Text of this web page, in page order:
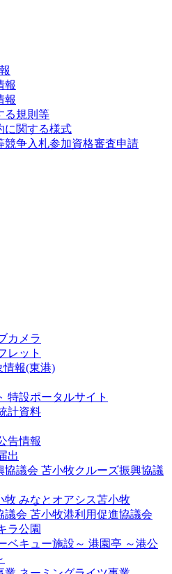
報
報
る規則等
に関する様式
競争入札参加資格審査申請
カメラ
レット
情報(東港)
特設ポータルサイト
計資料
告情報
出
苫小牧クルーズ振興協議
みなとオアシス苫小牧
苫小牧港利用促進協議会
ラ公園
港園亭 ～港公